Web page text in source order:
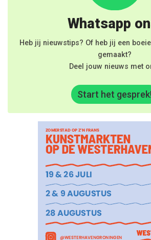
Whatsapp
Heb jij nieuwstips? Of heb jij een
gemaakt?
Deel jouw nieuws met
Start het gesprek!